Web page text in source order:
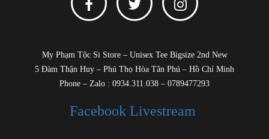
My Phạm Tộc Si Store – Unisex Tee Bigsize 2nd New
5 Đàm Thận Huy – Phú Thọ Hòa Tân Phú – Hồ Chí Minh
Phone – Zalo : 0934.311.038 – 0789477293
Facebook Livestream